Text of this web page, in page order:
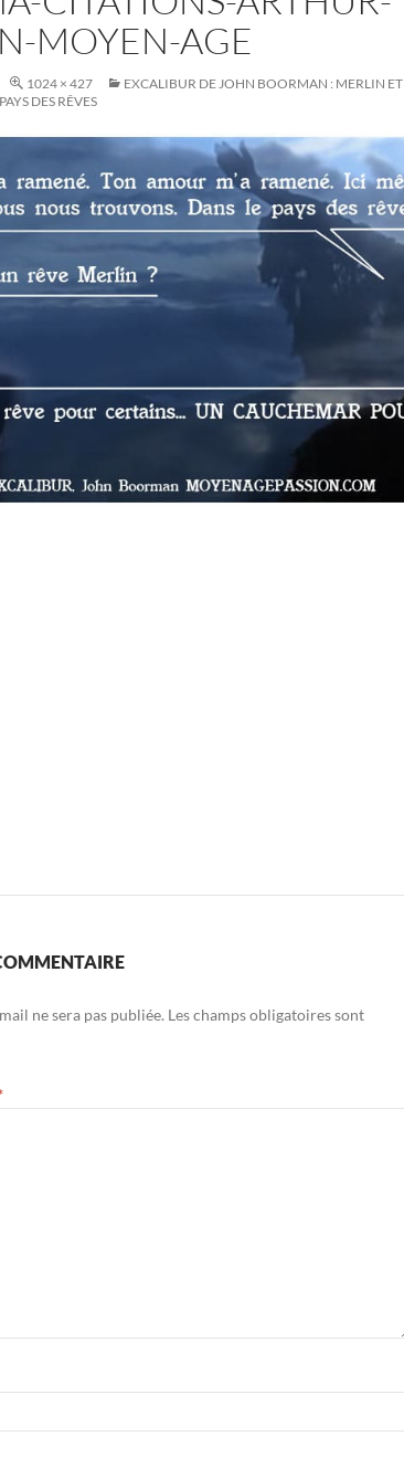
MOYEN-AGE
1024 × 427
EXCALIBUR DE JOHN BOORMAN : MERLIN ET
DES RÊVES
ne sera pas publiée. Les champs obligatoires sont